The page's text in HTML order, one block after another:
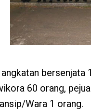
angkatan
60 orang,
Wara 1 orang.